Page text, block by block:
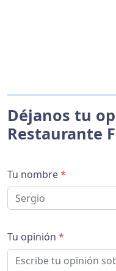
Déjanos tu
Restaurante
Tu nombre*
Tu opinión *